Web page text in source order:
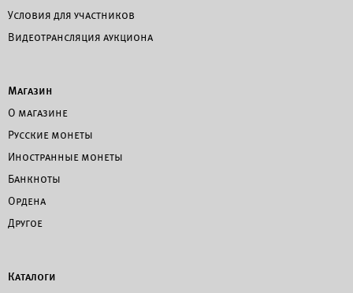
Условия для участников
Видеотрансляция аукциона
Магазин
О магазине
Русские монеты
Иностранные монеты
Банкноты
Ордена
Другое
Каталоги